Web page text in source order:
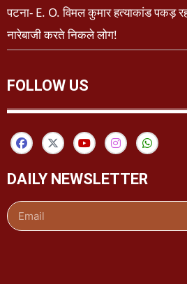
पटना- E. O. विमल कुमार हत्याकांड पकड़
नारेबाजी करते निकले लोग!
FOLLOW US
DAILY NEWSLETTER